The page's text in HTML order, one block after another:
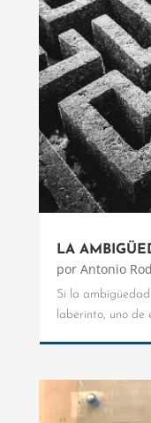
LA
por Antonio
Si la
laberinto, uno de